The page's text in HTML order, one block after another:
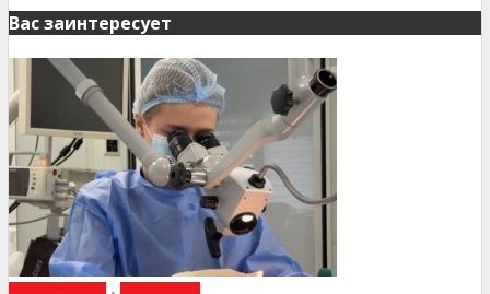
Вас заинтересует